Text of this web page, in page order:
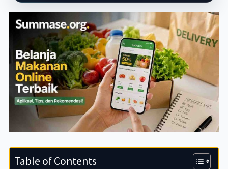
Table of Contents